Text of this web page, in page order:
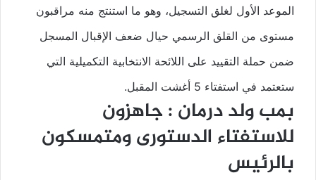
الموعد الأول لغلق التسجيل، وهو ما استنتج منه مراقبون
مستوى من القلق الرسمي حيال ضعف الإقبال المسجل
ضمن حملة التقييد على اللائحة الانتخابية التكميلية التي
ستعتمد في استفتاء 5 أغشت المقبل.
بمب ولد درمان : جاهزون
للاستفتاء الدستورى ومتمسكون
بالرئيس